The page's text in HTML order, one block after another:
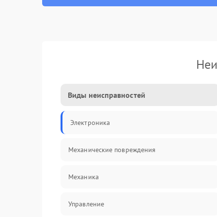
Виды неисправностей
Электроника
Механические повреждения
Механика
Управление